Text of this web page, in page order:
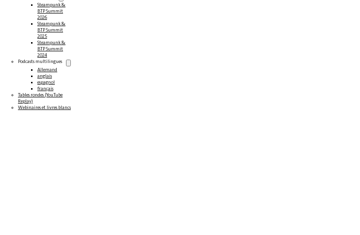
Steampunk &
BTP Summit
2026
Steampunk &
BTP Summit
2025
Steampunk &
BTP Summit
2024
Podcasts multilingues
Allemand
anglais
espagnol
français
Tables rondes (YouTube
Replay)
Webinaires et livres blancs